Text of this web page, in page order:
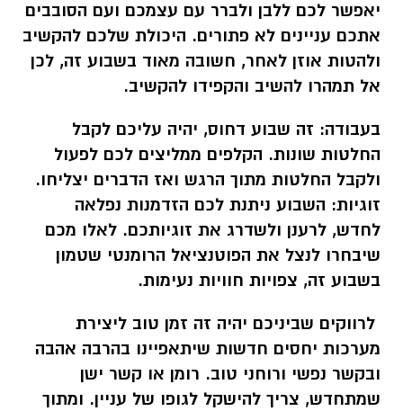
יאפשר לכם ללבן ולברר עם עצמכם ועם הסובבים
אתכם עניינים לא פתורים. היכולת שלכם להקשיב
ולהטות אוזן לאחר, חשובה מאוד בשבוע זה, לכן
אל תמהרו להשיב והקפידו להקשיב.
בעבודה: זה שבוע דחוס, יהיה עליכם לקבל
החלטות שונות. הקלפים ממליצים לכם לפעול
ולקבל החלטות מתוך הרגש ואז הדברים יצליחו.
זוגיות: השבוע ניתנת לכם הזדמנות נפלאה
לחדש, לרענן ולשדרג את זוגיותכם. לאלו מכם
שיבחרו לנצל את הפוטנציאל הרומנטי שטמון
בשבוע זה, צפויות חוויות נעימות.
לרווקים שביניכם יהיה זה זמן טוב ליצירת
מערכות יחסים חדשות שיתאפיינו בהרבה אהבה
ובקשר נפשי ורוחני טוב. רומן או קשר ישן
שמתחדש, צריך להישקל לגופו של עניין. ומתוך